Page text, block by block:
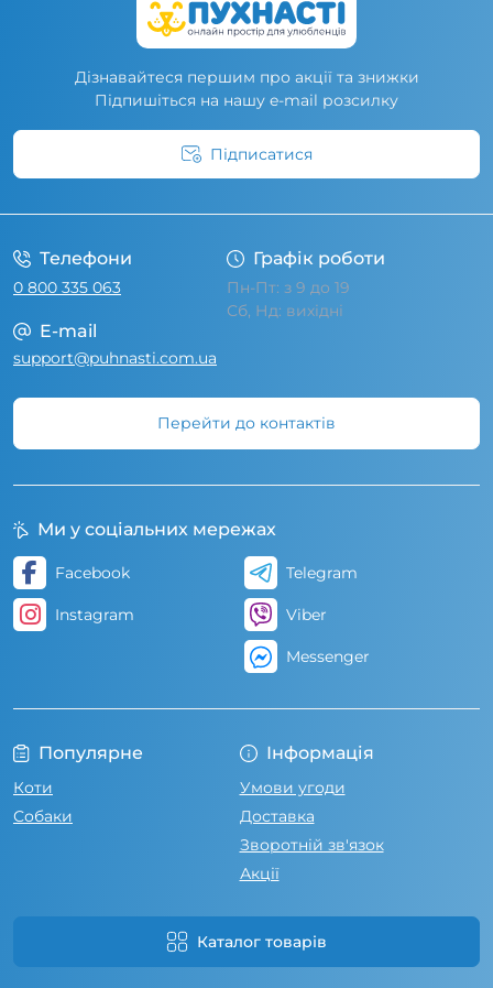
Дізнавайтеся першим про акції та знижки
Підпишіться на нашу e-mail розсилку
Підписатися
Телефони
0 800 335 063
Графік роботи
Пн-Пт: з 9 до 19
Сб, Нд: вихідні
E-mail
support@puhnasti.com.ua
Перейти до контактів
Популярне
Коти
Собаки
Інформація
Умови угоди
Доставка
Зворотній зв'язок
Акції
Каталог товарів
Ми у соціальних мережах
Facebook
Instagram
Telegram
Viber
Messenger